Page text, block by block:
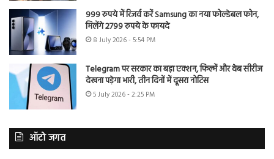
999 रुपये में रिजर्व करें Samsung का नया फोल्डेबल फोन,
मिलेंगे 2799 रुपये के फायदे
8 July 2026 - 5:54 PM
Telegram पर सरकार का बड़ा एक्शन, फिल्में और वेब सीरीज
देखना पड़ेगा भारी, तीन दिनों में दूसरा नोटिस
5 July 2026 - 2:25 PM
ऑटो जगत